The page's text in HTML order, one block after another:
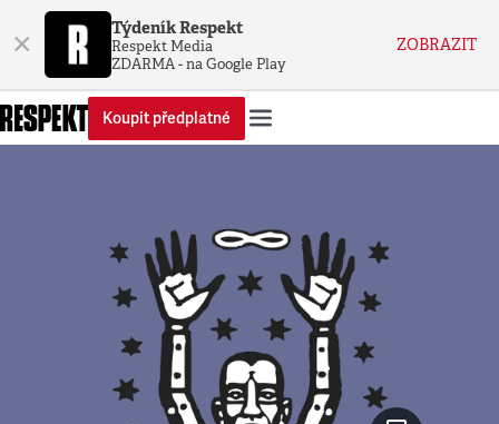
× Týdeník Respekt
Respekt Media
ZDARMA - na Google Play
ZOBRAZIT
Koupit předplatné